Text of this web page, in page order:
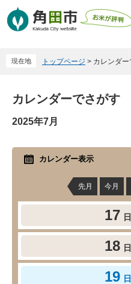
ー
ニ
現在地 トップページ > カレンダ
文
カレンダーでさがす
2025年7月
カレンダー表示
先月 今月
17 日
18 日
19 日